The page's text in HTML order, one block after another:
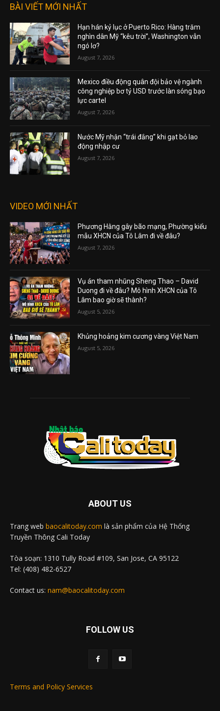
BÀI VIẾT MỚI NHẤT
Hạn hán kỷ lục ở Puerto Rico: Hàng trăm
nghìn dân Mỹ “kêu trời”, Washington vẫn
ngó lơ?
August 7, 2026
Mexico điều động quân đội bảo vệ ngành
công nghiệp bơ tỷ USD trước làn sóng bạo
lực cartel
August 7, 2026
Nước Mỹ nhận “trái đắng” khi gạt bỏ lao
động nhập cư
August 7, 2026
VIDEO MỚI NHẤT
Phương Hằng gây bão mạng, Phường kiểu
mẫu XHCN của Tô Lâm đi về đâu?
August 7, 2026
Vụ án tham nhũng Sheng Thao – David
Duong đi về đâu? Mô hình XHCN của Tô
Lâm bao giờ sẽ thành?
August 5, 2026
Khủng hoảng kim cương vàng Việt Nam
August 5, 2026
ABOUT US
Trang web baocalitoday.com là sản phẩm của Hệ Thống
Truyền Thông Cali Today
Tòa soạn: 1310 Tully Road #109, San Jose, CA 95122
Tel: (408) 482-6527
Contact us: nam@baocalitoday.com
FOLLOW US
Terms and Policy Services